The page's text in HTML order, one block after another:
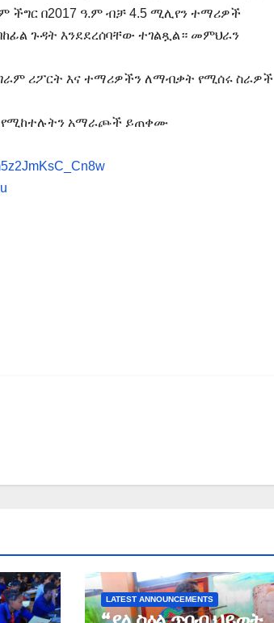
ችግር በ2017 ዓ.ም ብቻ 4.5 ሚሊየን ተማሪዎች
ጉዳት እንደደረሰባቸው ተገልጿል። መምህራን
ሪፖርት እና ተማሪዎችን ለማብቃት የሚሰሩ ስራዎች
የሚከተሉትን አማራጮች ይጠቀሙ
LATEST ANNOUNCEMENTS